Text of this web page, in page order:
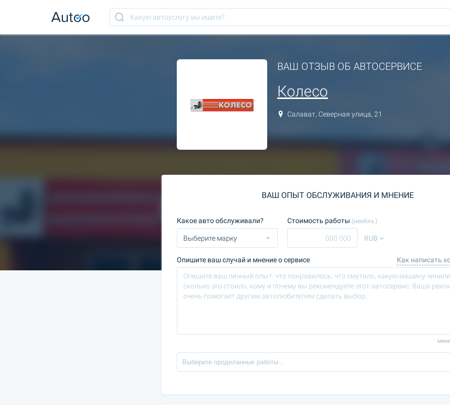
ВАШ ОТЗЫВ ОБ АВТОСЕРВИСЕ
Колесо
Салават, Северная улица, 21
ВАШ ОПЫТ ОБСЛУЖИВАНИЯ И МНЕНИЕ
Какое авто обслуживали? Стоимость работы (необяз.)
RUB
Опишите ваш случай и мнение о сервисе Как написать